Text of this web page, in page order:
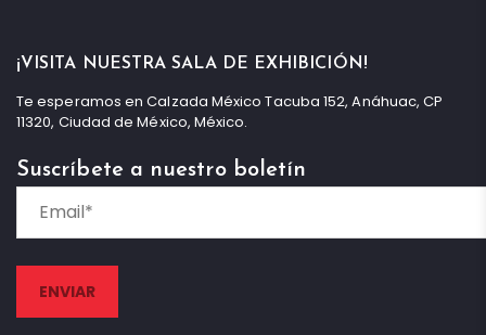
¡VISITA NUESTRA SALA DE EXHIBICIÓN!
Te esperamos en Calzada México Tacuba 152, Anáhuac, CP
11320, Ciudad de México, México.
Suscríbete a nuestro boletín